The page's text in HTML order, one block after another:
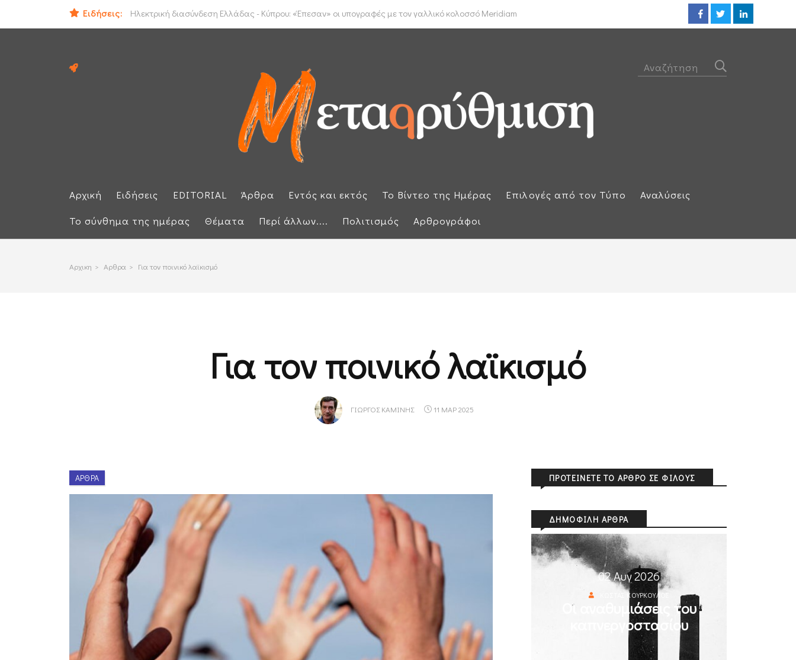
Ειδήσεις:
Ηλεκτρική διασύνδεση Ελλάδας - Κύπρου: «Έπεσαν» οι υπογραφές με τον γαλλικό κολοσσό Meridiam
ΕΕ: Αλληλεγγύη στην Ισπανία και έμφαση στην προστασία των εξωτερικών συνόρων μετά την έκτακτη ... Οι ΗΠΑ βλέπουν συμφωνία
Αρχική Ειδήσεις EDITORIAL Άρθρα Εντός και εκτός Το Βίντεο της Ημέρας Επιλογές από τον Τύπο
Αναλύσεις
Το σύνθημα της ημέρας
Θέματα Περί άλλων.... Πολιτισμός Αρθρογράφοι
Αρχικη > Αρθρα > Για τον ποινικό λαϊκισμό
Για τον ποινικό λαϊκισμό
ΓΙΏΡΓΟΣ ΚΑΜΊΝΗΣ 11 ΜΑΡ 2025
ΆΡΘΡΑ ΠΡΟΤΕΊΝΕΤΕ ΤΟ ΆΡΘΡΟ ΣΕ ΦΊΛΟΥΣ
ΔΗΜΟΦΙΛΉ ΆΡΘΡΑ
02 Αυγ 2026
ΚΏΣΤΑΣ ΚΟΎΡΚΟΥΛΟΣ
Οι αναθυμιάσεις του
καπνεργοστασίου